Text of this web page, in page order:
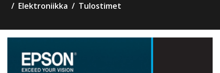
Elektroniikka Tulostimet